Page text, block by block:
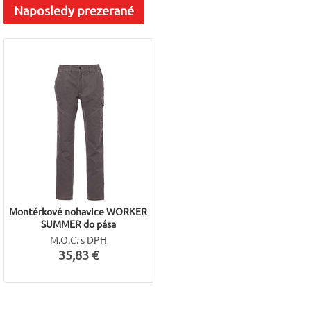
Naposledyprezerané
Montérkové nohavice WORKER
SUMMER do pása
M.O.C. s DPH
35,83 €